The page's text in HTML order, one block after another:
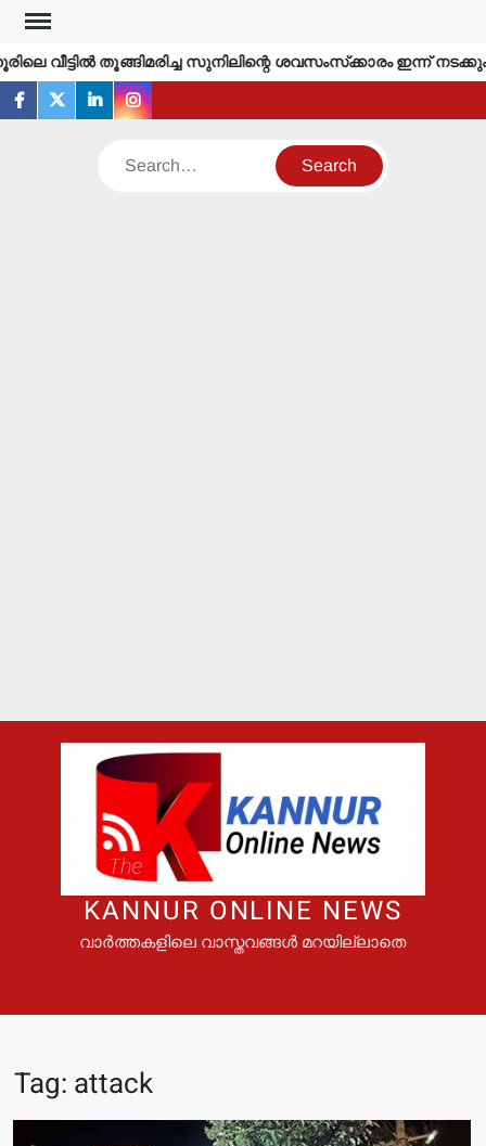
Skip
content
തൂങ്ങിമരിച്ച സുനിലിന്റെ ശവസംസ്‌ക്കാരം ഇന്ന് നടക്കും
facebook
twitterlinkedininstagram
Search
KANNUR ONLINE NEWS
വാർത്തകളിലെ വാസ്തവങ്ങൾ മറയില്ലാതെ
Tag: attack